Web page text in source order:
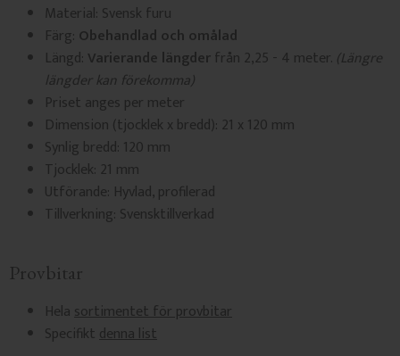
Material: Svensk furu
Färg: Obehandlad och omålad
Längd: Varierande längderfrån 2,25 - 4 meter. (Längre
längder kan förekomma)
Priset anges per meter
Dimension (tjocklek x bredd): 21 x 120 mm
Synlig bredd: 120 mm
Tjocklek: 21 mm
Utförande: Hyvlad, profilerad
Tillverkning: Svensktillverkad
Provbitar
Helasortimentet för provbitar
Specifiktdenna list